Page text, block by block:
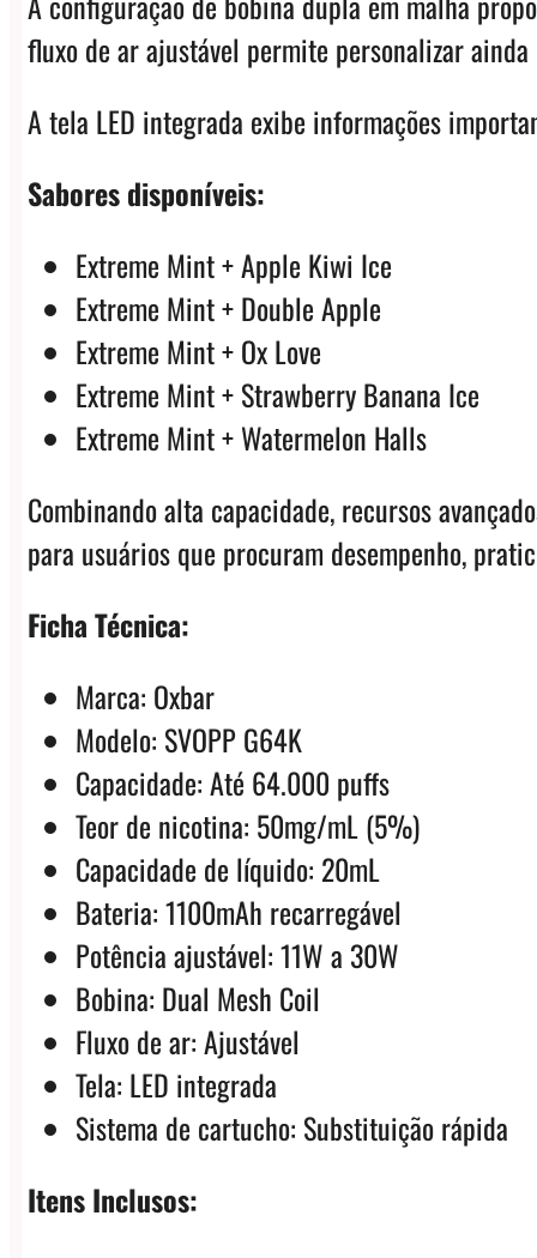
fluxo de ar ajustável permite personalizar
A tela LED integrada exibe informações
Sabores disponíveis:
Extreme Mint + Apple Kiwi Ice
Extreme Mint + Double Apple
Extreme Mint + Ox Love
Extreme Mint + Strawberry Banana Ice
Extreme Mint + Watermelon Halls
Combinando alta capacidade, recursos
para usuários que procuram desempenho,
Ficha Técnica:
Marca: Oxbar
Modelo: SVOPP G64K
Capacidade: Até 64.000 puffs
Teor de nicotina: 50mg/mL (5%)
Capacidade de líquido: 20mL
Bateria: 1100mAh recarregável
Potência ajustável: 11W a 30W
Bobina: Dual Mesh Coil
Fluxo de ar: Ajustável
Tela: LED integrada
Sistema de cartucho: Substituição rápida
Itens Inclusos: